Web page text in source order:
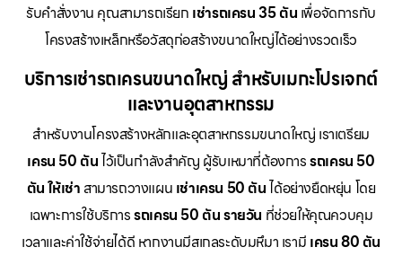
รับคำสั่งงาน คุณสามารถเรียก เช่ารถเครน 35 ตัน เพื่อจัดการกับ
โครงสร้างเหล็กหรือวัสดุก่อสร้างขนาดใหญ่ได้อย่างรวดเร็ว
บริการเช่ารถเครนขนาดใหญ่ สำหรับเมกะโปรเจกต์
และงานอุตสาหกรรม
สำหรับงานโครงสร้างหลักและอุตสาหกรรมขนาดใหญ่ เราเตรียม
เครน 50 ตันไว้เป็นกำลังสำคัญ ผู้รับเหมาที่ต้องการรถเครน 50
ตัน ให้เช่า สามารถวางแผน เช่าเครน 50 ตันได้อย่างยืดหยุ่น โดย
เฉพาะการใช้บริการรถเครน 50 ตัน รายวัน ที่ช่วยให้คุณควบคุม
เวลาและค่าใช้จ่ายได้ดี หากงานมีสเกลระดับมหึมา เรามี เครน 80 ตัน